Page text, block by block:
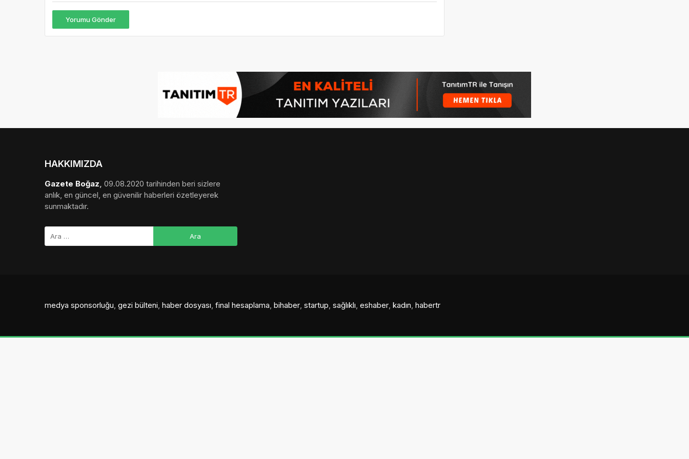
Yorumu Gönder
HAKKIMIZDA
Gazete Boğaz, 09.08.2020 tarihinden beri sizlere
anlık, en güncel, en güvenilir haberleri özetleyerek
sunmaktadır.
medya sponsorluğu, gezi bülteni, haber dosyası, final hesaplama, bihaber, startup, sağlıklı, eshaber, kadın, habertr